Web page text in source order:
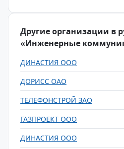
Другие организации в
«Инженерные
ДИНАСТИЯ ООО
ДОРИСС ОАО
ТЕЛЕФОНСТРОЙ ЗАО
ГАЗПРОЕКТ ООО
ДИНАСТИЯ ООО